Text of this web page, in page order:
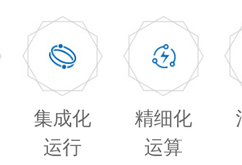
集成化
运行
精细化
运算